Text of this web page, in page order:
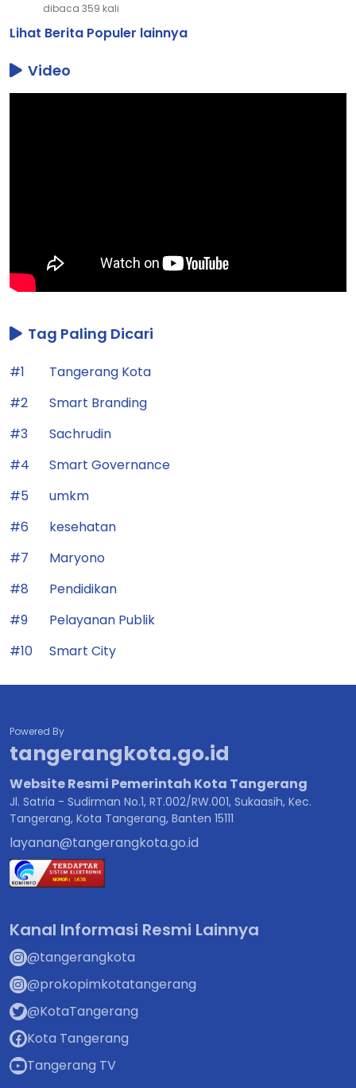
dibaca 359 kali
Lihat Berita Populer lainnya
Video
Tag Paling Dicari
#1
Tangerang Kota
#2
Smart Branding
#3
Sachrudin
#4
Smart Governance
#5
umkm
#6
kesehatan
#7
Maryono
#8
Pendidikan
#9
Pelayanan Publik
#10
Smart City
Powered By
tangerangkota.go.id
Website Resmi Pemerintah Kota Tangerang
Jl. Satria - Sudirman No.1, RT.002/RW.001, Sukaasih, Kec.
Tangerang, Kota Tangerang, Banten 15111
layanan@tangerangkota.go.id
Kanal Informasi Resmi Lainnya
@tangerangkota
@prokopimkotatangerang
@KotaTangerang
Kota Tangerang
Tangerang TV